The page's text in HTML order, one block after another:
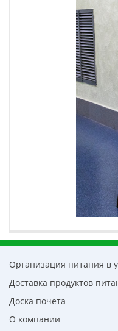
Организация питания в
Доставка продуктов
Доска почета
О компании